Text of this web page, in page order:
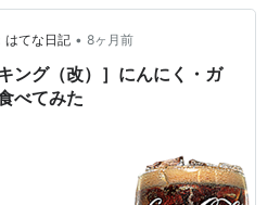
たこと思い出した。しかもイギ
別に気にしない。 直火焼きの
やはりインパクトがない。次は
ックだ。
はてな日記 • 8ヶ月前
ング（改）］にんにく・ガ
べてみた